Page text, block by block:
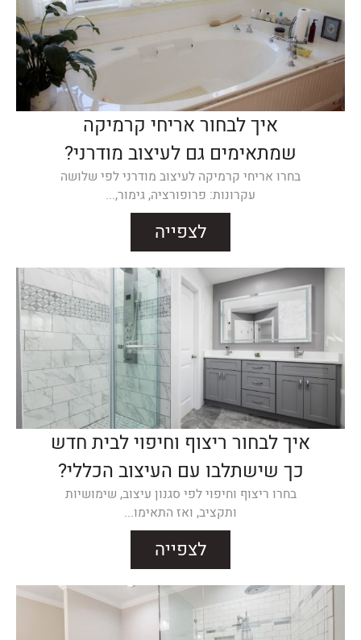
איך לבחור אריחי קרמיקה
שמתאימים גם לעיצוב מודרני?
בחרו אריחי קרמיקה לעיצוב מודרני לפי שלושה
עקרונות: פרופורציה, גימור,...
לצפייה
איך לבחור ריצוף וחיפוי לבית חדש
כך שישתלבו עם העיצוב הכללי?
בחרו ריצוף וחיפוי לפי סגנון עיצוב, שימושיות
ותקציב, ואז התאימו...
לצפייה